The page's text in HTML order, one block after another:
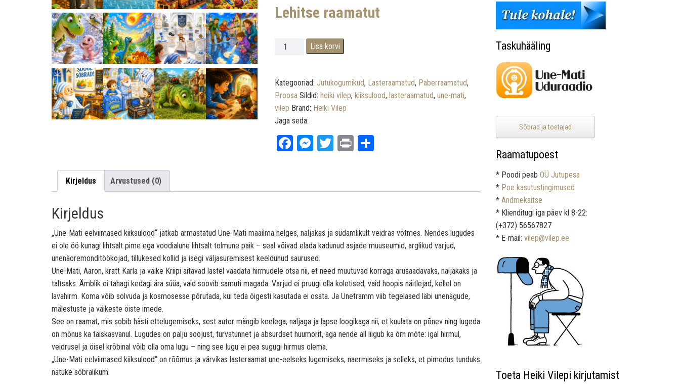
Lehitse raamatut
Une-Mati eelviimased kiiksulood kogus
Lisa korvi
Kategooriad: Jutukogumikud, Lasteraamatud, Paberraamatud,
Proosa Sildid: heiki vilep, kiiksulood, lasteraamatud, une-mati,
vilep Bränd: Heiki Vilep
Jaga seda:
Fa
ok
M
ng
T
er
Pr Sh
Kirjeldus Arvustused (0)
Kirjeldus
„Une-Mati eelviimased kiiksulood“ jätkab armastatud Une-Mati maailma helges, naljakas ja südamlikult veidras võtmes. Nendes lugudes
ei ole öö kunagi lihtsalt pime ega voodialune lihtsalt tolmune paik – seal võivad elada kadunud asjade muuseumid, arglikud varjud,
unenäoremonditöökojad, tillukesed kollid ja isegi väljasuremisest keeldunud saurused.
Une-Mati, Aaron, kratt Karla ja väike Kriipi aitavad lastel vaadata hirmudele otsa nii, et need muutuvad korraga arusaadavaks, naljakaks ja
taltsaks. Ämblik ei tahagi kedagi ära süüa, vaid soovib samuti magada. Varjud ei pruugi olla koletised, vaid hoopis näitlejad, kellel on
lavahirm. Koma võib solvuda ja kosmosesse põrutada, kui teda õigesti kasutada ei osata. Ja Unetramm viib tegelased läbi unenägude,
mälestuste ja väikeste öiste imede.
See on raamat, mis sobib hästi ettelugemiseks, sest autor mängib keelega, naljaga ja lapse loogikaga nii, et kuulata on põnev ning lugeda
on mõnus ka täiskasvanul. Lugudes on palju soojust, turvatunnet ja absurdset huumorit, aga nende all liigub ka õrn mõte: igal hirmul,
veidrusel ja öisel krõbinal võib olla oma lugu – ning see lugu ei pea sugugi hirmus olema.
„Une-Mati eelviimased kiiksulood“ on rõõmus ja värvikas lasteraamat une-eelseks lugemiseks, naermiseks ja selleks, et pimedus tunduks
natuke sõbralikum.
Taskuhääling
Sõbrad ja toetajad
Raamatupoest
* Poodi peab OÜ Jutupesa
* Poe kasutustingimused
* Andmekaitse
* Klienditugi iga päev kl 8-22:
(+372) 56567827
* E-mail: vilep@vilep.ee
Toeta Heiki Vilepi kirjutamist